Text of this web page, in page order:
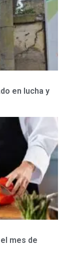
en lucha y
mes de